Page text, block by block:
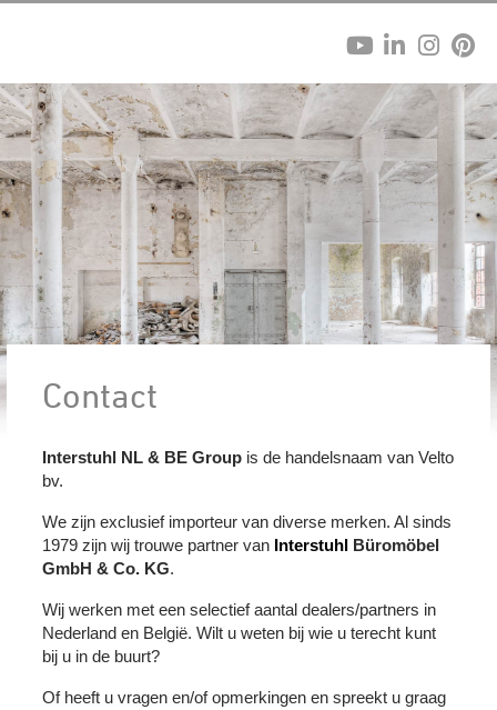
Contact
Interstuhl NL & BE Group is de handelsnaam van Velto
bv.
We zijn exclusief importeur van diverse merken. Al sinds
1979 zijn wij trouwe partner van Interstuhl Büromöbel
GmbH & Co. KG.
Wij werken met een selectief aantal dealers/partners in
Nederland en België. Wilt u weten bij wie u terecht kunt
bij u in de buurt?
Of heeft u vragen en/of opmerkingen en spreekt u graag